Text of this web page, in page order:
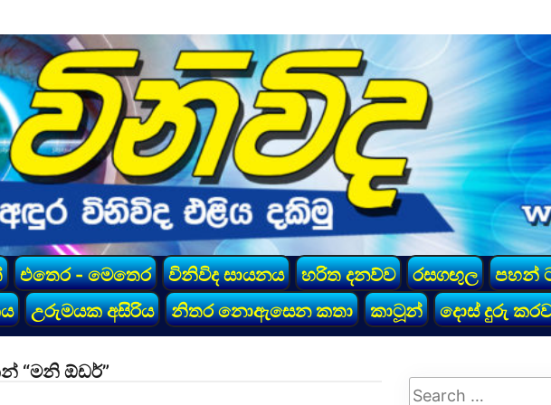
එතෙර - මෙතෙර විනිවිද සායනය හරිත දනව්ව රසගඟුල පහන්
උරුමයක අසිරිය නිතර නොඇසෙන කතා කාටූන් දොස් දුරු
“මනි ඕඩර්”